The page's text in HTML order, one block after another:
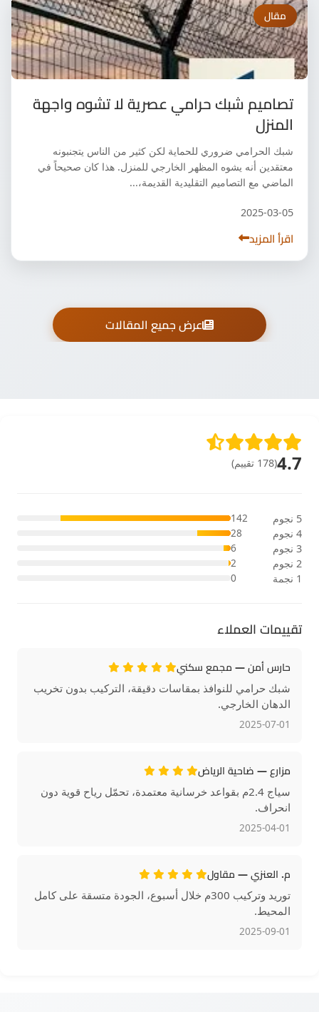
مقال
تصاميم شبك حرامي عصرية لا تشوه واجهة
المنزل
شبك الحرامي ضروري للحماية لكن كثير من الناس يتجنبونه
معتقدين أنه يشوه المظهر الخارجي للمنزل. هذا كان صحيحاً في
الماضي مع التصاميم التقليدية القديمة،...
2025-03-05
اقرأ المزيد
عرض جميع المقالات
4.7(178 تقييم)
5 نجوم
142
4 نجوم
28
3 نجوم
6
2 نجوم
2
1 نجمة
0
تقييمات العملاء
حارس أمن — مجمع سكني
شبك حرامي للنوافذ بمقاسات دقيقة، التركيب بدون تخريب
الدهان الخارجي.
2025-07-01
مزارع — ضاحية الرياض
سياج 2.4م بقواعد خرسانية معتمدة، تحمّل رياح قوية دون
انحراف.
2025-04-01
م. العنزي — مقاول
توريد وتركيب 300م خلال أسبوع، الجودة متسقة على كامل
المحيط.
2025-09-01